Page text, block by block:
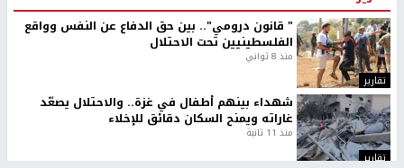
تقارير
" قانون درومي".. بين حق الدفاع عن النفس وواقع
الفلسطينيين تحت الاحتلال
منذ 8 ثواني
تقارير
شهداء بينهم أطفال في غزة.. والاحتلال يصعّد
غاراته ويمنح السكان دقائق للإخلاء
منذ 11 ثانية